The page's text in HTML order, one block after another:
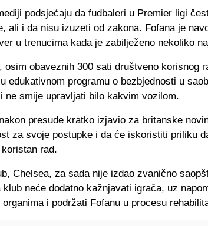
podsjećaju da fudbaleri u Premier ligi
ali i da nisu izuzeti od zakona. Fofana je
u trenucima kada je zabilježeno nekoliko
osim obaveznih 300 sati društveno korisnog
edukativnom programu o bezbjednosti u
ne smije upravljati bilo kakvim vozilom.
presude kratko izjavio za britanske
za svoje postupke i da će iskoristiti priliku
rad.
Chelsea, za sada nije izdao zvanično
klub neće dodatno kažnjavati igrača, uz
organima i podržati Fofanu u procesu